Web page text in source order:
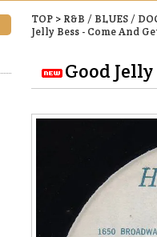
TOP > R&B / BLUES /
Jelly Bess - Come And
Good